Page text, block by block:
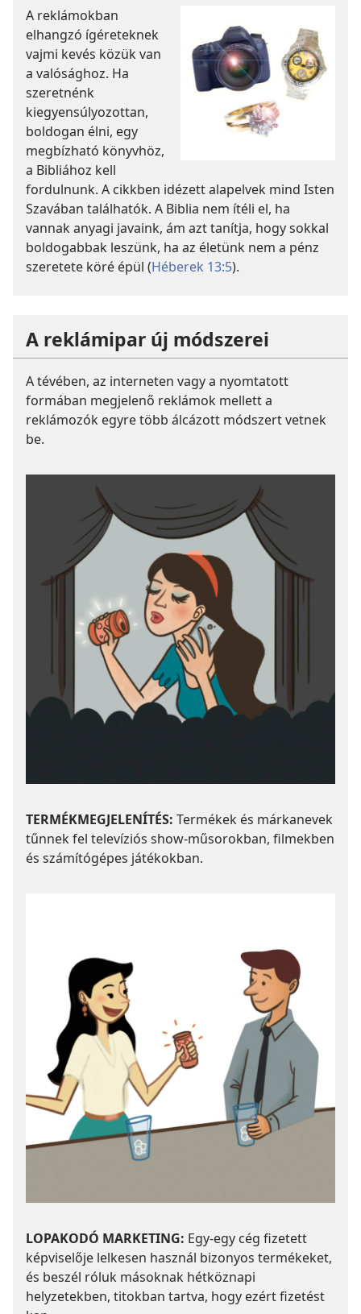
A reklámokban
elhangzó ígéreteknek
vajmi kevés közük van
a valósághoz. Ha
szeretnénk
kiegyensúlyozottan,
boldogan élni, egy
megbízható könyvhöz,
a Bibliához kell
fordulnunk. A cikkben idézett alapelvek mind Isten
Szavában találhatók. A Biblia nem ítéli el, ha
vannak anyagi javaink, ám azt tanítja, hogy sokkal
boldogabbak leszünk, ha az életünk nem a pénz
szeretete köré épül (Héberek 13:5).
A reklámipar új módszerei
A tévében, az interneten vagy a nyomtatott
formában megjelenő reklámok mellett a
reklámozók egyre több álcázott módszert vetnek
be.
TERMÉKMEGJELENÍTÉS: Termékek és márkanevek
tűnnek fel televíziós show-műsorokban, filmekben
és számítógépes játékokban.
LOPAKODÓ MARKETING: Egy-egy cég fizetett
képviselője lelkesen használ bizonyos termékeket,
és beszél róluk másoknak hétköznapi
helyzetekben, titokban tartva, hogy ezért fizetést